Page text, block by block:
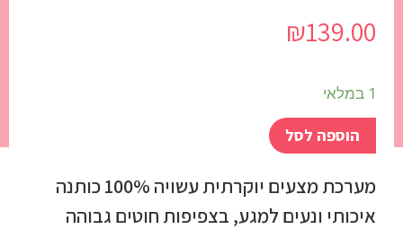
₪139.00
1 במלאי
הוספה לסל
מערכת מצעים יוקרתית עשויה 100% כותנה
איכותי ונעים למגע, בצפיפות חוטים גבוהה